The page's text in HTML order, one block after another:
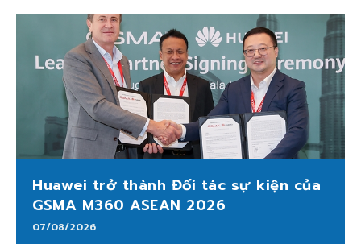
Huawei trở thành Đối tác sự kiện của
GSMA M360 ASEAN 2026
07/08/2026